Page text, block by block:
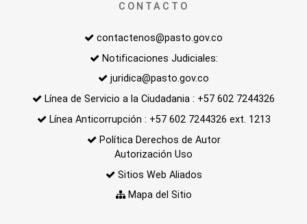
CONTACTO
contactenos@pasto.gov.co
Notificaciones Judiciales:
juridica@pasto.gov.co
Línea de Servicio a la Ciudadania : +57 602 7244326
Línea Anticorrupción : +57 602 7244326 ext. 1213
Política Derechos de Autor
Autorización Uso
Sitios Web Aliados
Mapa del Sitio